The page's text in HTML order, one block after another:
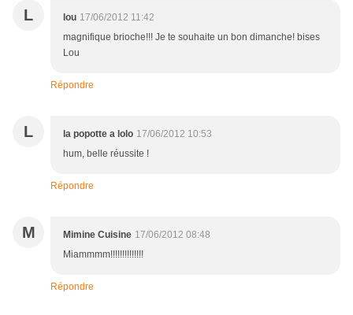
L lou 17/06/2012 11:42
magnifique brioche!!! Je te souhaite un bon dimanche! bises
Lou
Répondre
L la popotte a lolo 17/06/2012 10:53
hum, belle réussite !
Répondre
M Mimine Cuisine 17/06/2012 08:48
Miammmm!!!!!!!!!!!!!!
Répondre